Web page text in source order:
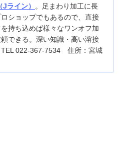
ライン） 。足まわり加工に長
ショップでもあるので、直接
持ち込めば様々なワンオフ加
できる。深い知識・高い溶接
TEL 022-367-7534 住所：宮城